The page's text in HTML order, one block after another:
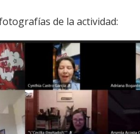
de la actividad: